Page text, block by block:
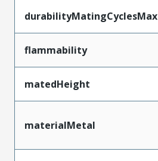
durabilityMatingCyclesMax
flammability
matedHeight
materialMetal